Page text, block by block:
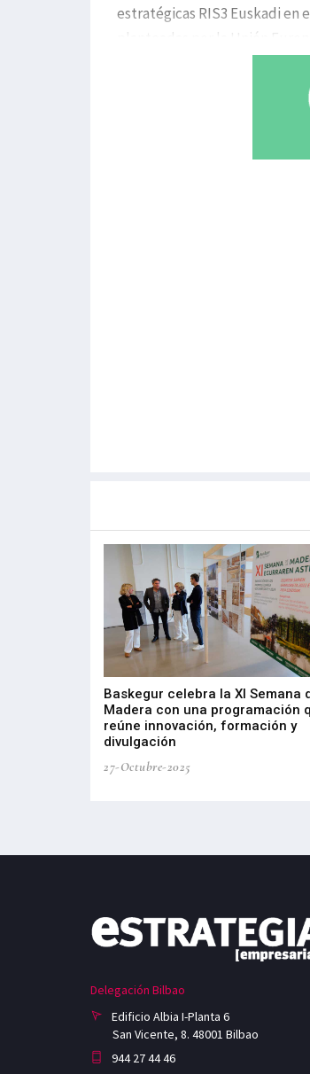
estratégicas RIS3 Euskadi en
planteadas por la Unión Europe
Baskegur celebra la XI Semana
Madera con una programación
reúne innovación, formación y
divulgación
27-Octubre-2025
Delegación Bilbao
Edificio Albia I-Planta 6
San Vicente, 8. 48001 Bilbao
944 27 44 46